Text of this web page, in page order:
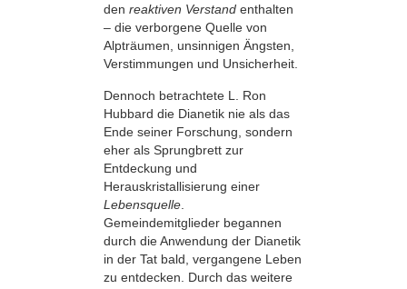
den reaktiven Verstand enthalten
– die verborgene Quelle von
Alpträumen, unsinnigen Ängsten,
Verstimmungen und Unsicherheit.
Dennoch betrachtete L. Ron
Hubbard die Dianetik nie als das
Ende seiner Forschung, sondern
eher als Sprungbrett zur
Entdeckung und
Herauskristallisierung einer
Lebensquelle
Gemeindemitglieder begannen
durch die Anwendung der Dianetik
in der Tat bald, vergangene Leben
zu entdecken. Durch das weitere